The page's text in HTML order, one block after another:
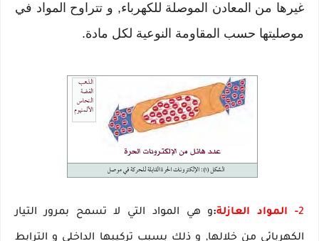
غيرها من المعادن الموصلة للكهرباء, و تتراوح المواد في
موصليتها حسب المقاومة النوعية لكل مادة.
2- المواد العازلة:و هي المواد التي لا تسمح بمرور التيار
الكهربائي من خلالها, و ذلك بسبب تركيبها الداخلي و الترابط